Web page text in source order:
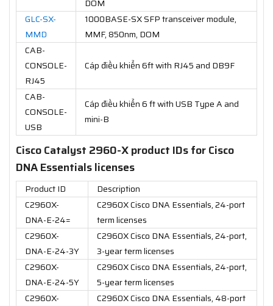
DOM
GLC-SX-
MMD
1000BASE-SX SFP transceiver module,
MMF, 850nm, DOM
CAB-
CONSOLE-
RJ45
Cáp điều khiển 6ft with RJ45 and DB9F
CAB-
CONSOLE-
USB
Cáp điều khiển 6 ft with USB Type A and
mini-B
Cisco Catalyst 2960-X product IDs for Cisco
DNA Essentials licenses
Product ID
Description
C2960X-
DNA-E-24=
C2960X Cisco DNA Essentials, 24-port
term licenses
C2960X-
DNA-E-24-3Y
C2960X Cisco DNA Essentials, 24-port,
3-year term licenses
C2960X-
DNA-E-24-5Y
C2960X Cisco DNA Essentials, 24-port,
5-year term licenses
C2960X-
C2960X Cisco DNA Essentials, 48-port